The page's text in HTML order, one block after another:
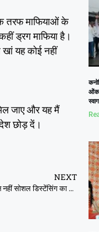
तरफ माफियाओं के
ड्रग माफिया है।
यह कोई नहीं
जाए और यह मैं
छोड़ दें।
NEXT
MP : बीजेपी नेताओं की सभा के लिए कोरोना नहीं, न मास्क और न नहीं सोशल डिस्टेंसिंग का पालन